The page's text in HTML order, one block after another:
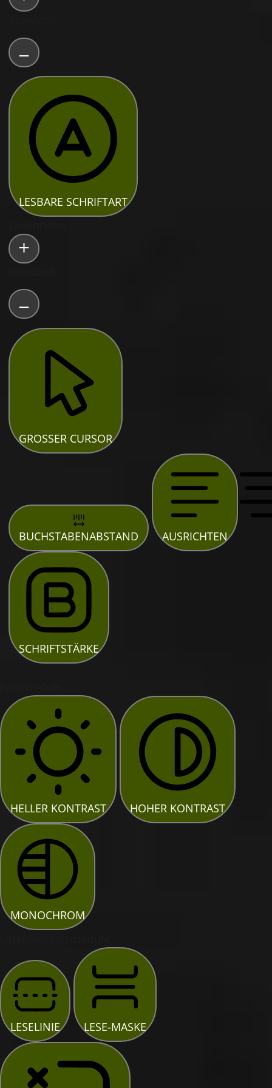
LESBARE SCHRIFTART
GROSSER CURSOR
BUCHSTABENABSTAND AUSRICHTEN
SCHRIFTSTÄRKE
HELLER KONTRAST HOHER KONTRAST
MONOCHROM
LESELINIE LESE-MASKE